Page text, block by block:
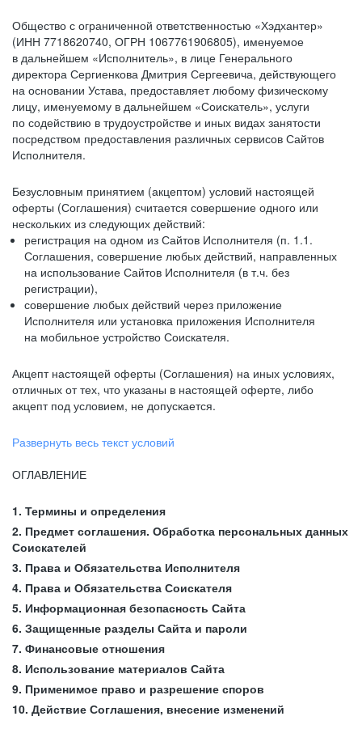
Общество с ограниченной ответственностью «Хэдхантер»
(ИНН 7718620740, ОГРН 1067761906805), именуемое
в дальнейшем «Исполнитель», в лице Генерального
директора Сергиенкова Дмитрия Сергеевича, действующего
на основании Устава, предоставляет любому физическому
лицу, именуемому в дальнейшем «Соискатель», услуги
по содействию в трудоустройстве и иных видах занятости
посредством предоставления различных сервисов Сайтов
Исполнителя.
Безусловным принятием (акцептом) условий настоящей
оферты (Соглашения) считается совершение одного или
нескольких из следующих действий:
регистрация на одном из Сайтов Исполнителя (п. 1.1.
Соглашения, совершение любых действий, направленных
на использование Сайтов Исполнителя (в т.ч. без
регистрации),
совершение любых действий через приложение
Исполнителя или установка приложения Исполнителя
на мобильное устройство Соискателя.
Акцепт настоящей оферты (Соглашения) на иных условиях,
отличных от тех, что указаны в настоящей оферте, либо
акцепт под условием, не допускается.
Развернуть весь текст условий
ОГЛАВЛЕНИЕ
1. Термины и определения
2. Предмет соглашения. Обработка персональных данных
Соискателей
3. Права и Обязательства Исполнителя
4. Права и Обязательства Соискателя
5. Информационная безопасность Сайта
6. Защищенные разделы Сайта и пароли
7. Финансовые отношения
8. Использование материалов Сайта
9. Применимое право и разрешение споров
10. Действие Соглашения, внесение изменений